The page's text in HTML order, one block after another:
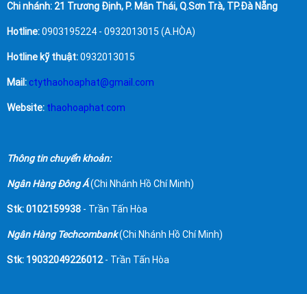
Chi nhánh: 21 Trương Định, P. Mân Thái, Q.Sơn Trà, TP.Đà Nẵng
Hotline:0903195224 - 0932013015 (A.HÒA)
Hotline kỹ thuật:0932013015
Mail: ctythaohoaphat@gmail.com
Website: thaohoaphat.com
Thông tin chuyển khoản:
Ngân Hàng Đông Á(Chi Nhánh Hồ Chí Minh)
Stk: 0102159938 - Trần Tấn Hòa
Ngân Hàng Techcombank(Chi Nhánh Hồ Chí Minh)
Stk: 19032049226012- Trần Tấn Hòa